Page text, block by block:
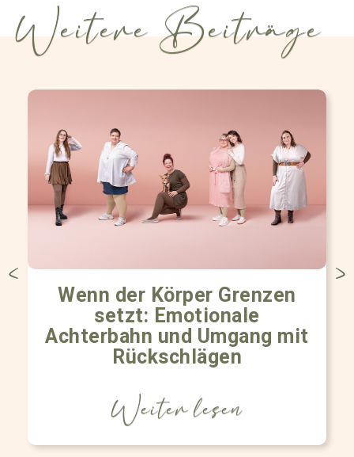
Weitere Beiträge
Wenn der Körper Grenzen
setzt: Emotionale
Achterbahn und Umgang mit
Rückschlägen
Weiter lesen